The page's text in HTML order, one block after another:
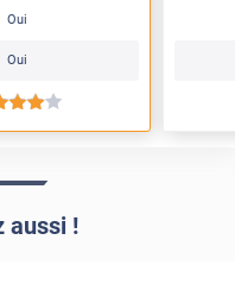
Oui
Oui
*****
aussi !